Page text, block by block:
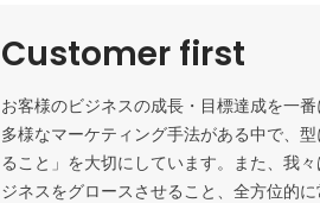
Customer first
お客様のビジネスの成長・目標達成を一
多様なマーケティング手法がある中で、
ること」を大切にしています。また、我
ジネスをグロースさせること、全方位的